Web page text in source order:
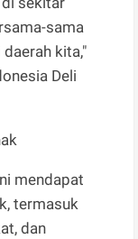
sama
kita,"
Deli
mendapat
termasuk
dan